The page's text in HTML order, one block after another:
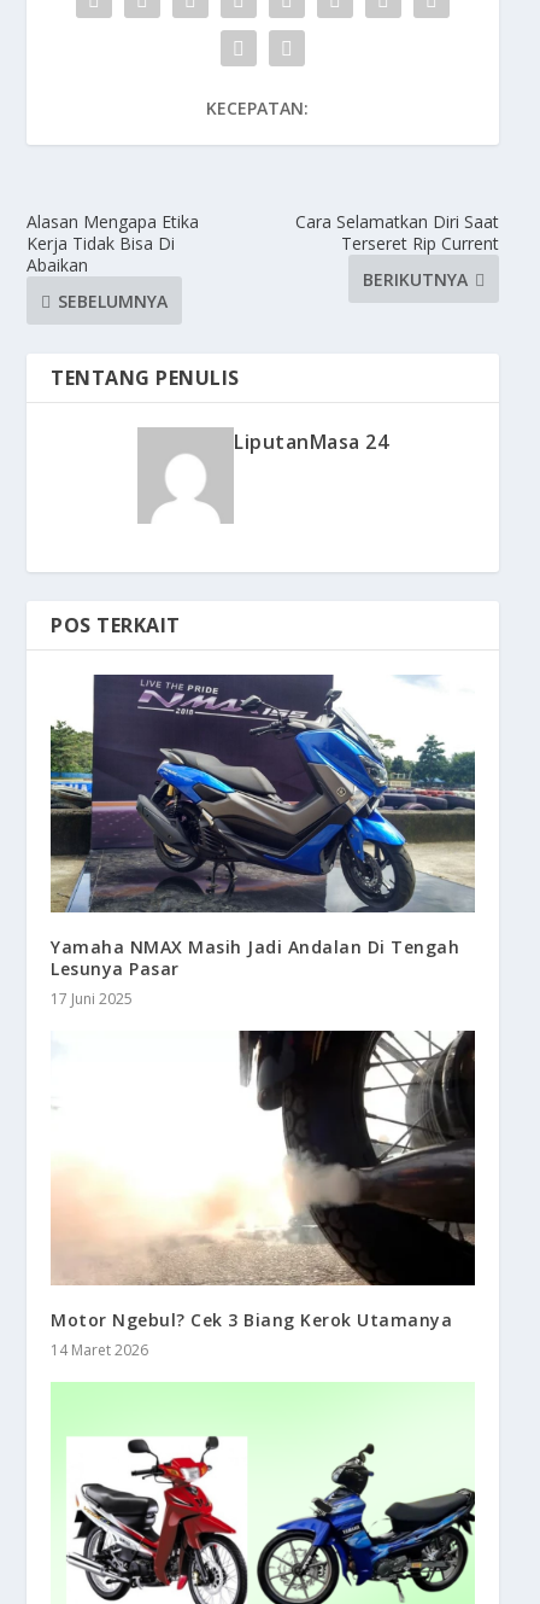
KECEPATAN:
Alasan Mengapa Etika
Kerja Tidak Bisa Di
Abaikan
SEBELUMNYA
Cara Selamatkan Diri Saat
Terseret Rip Current
BERIKUTNYA
TENTANG PENULIS
LiputanMasa 24
POS TERKAIT
Yamaha NMAX Masih Jadi Andalan Di Tengah
Lesunya Pasar
17 Juni 2025
Motor Ngebul? Cek 3 Biang Kerok Utamanya
14 Maret 2026